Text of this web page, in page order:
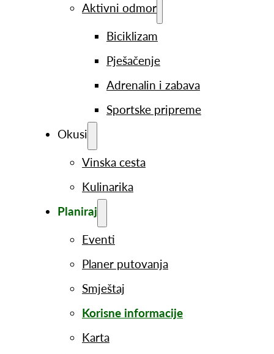
Aktivni odmor
Biciklizam
Pješačenje
Adrenalin i zabava
Sportske pripreme
Okusi
Vinska cesta
Kulinarika
Planiraj
Eventi
Planer putovanja
Smještaj
Korisne informacije
Karta